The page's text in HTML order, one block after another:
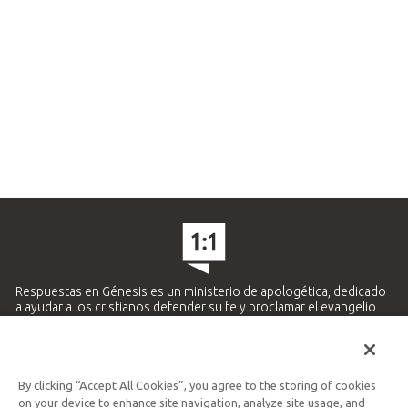
Respuestas en Génesis es un ministerio de apologética, dedicado
a ayudar a los cristianos defender su fe y proclamar el evangelio
Ministerio Hispano y Latinoamericano
By clicking “Accept All Cookies”, you agree to the storing of cookies
on your device to enhance site navigation, analyze site usage, and